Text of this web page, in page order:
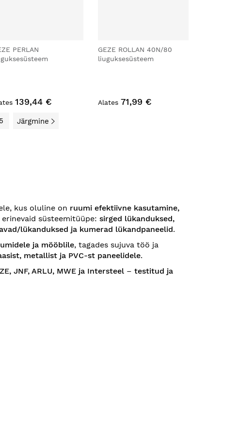
PERLAN
139,44 €
GEZE ROLLAN 40N/80
liuguksesüsteem
Alates 71,99 €
5 Järgmine
kus oluline on ruumi efektiivne kasutamine,
süsteemitüüpe: sirged lükanduksed,
lükanduksed ja kumerad lükandpaneelid.
ja mööblile, tagades sujuva töö ja
metallist ja PVC-st paneelidele.
JNF, ARLU, MWE ja Intersteel – testitud ja